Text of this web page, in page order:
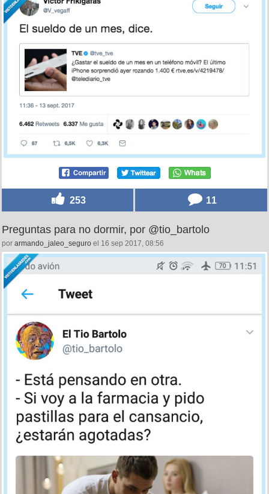
253 11
Preguntas para no dormir, por @tio_bartolo
por armando_jaleo_seguro el 16 sep 2017, 08:56